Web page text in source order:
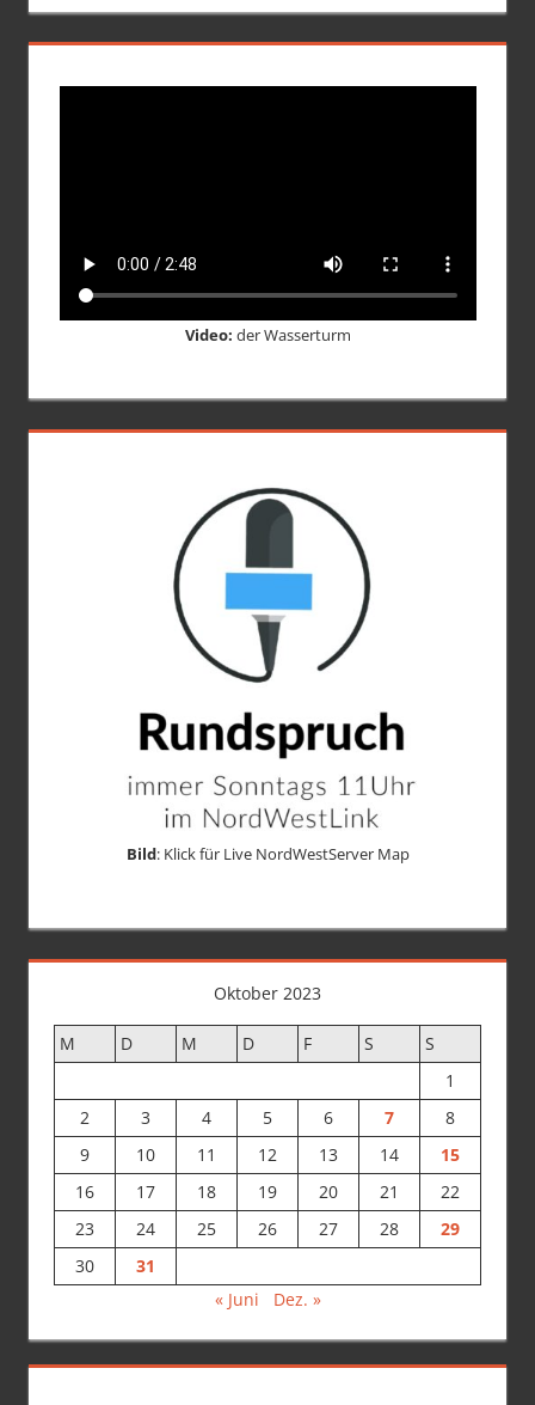
Video: der Wasserturm
Bild: Klick für Live NordWestServer Map
Oktober 2023
M D M D F S
S
1
2
3 4 5 6 7
8
9
10 11 12 13 14
15
16
17 18 19 20 21
22
23
24 25 26 27 28
29
30
31
« Juni
Dez. »